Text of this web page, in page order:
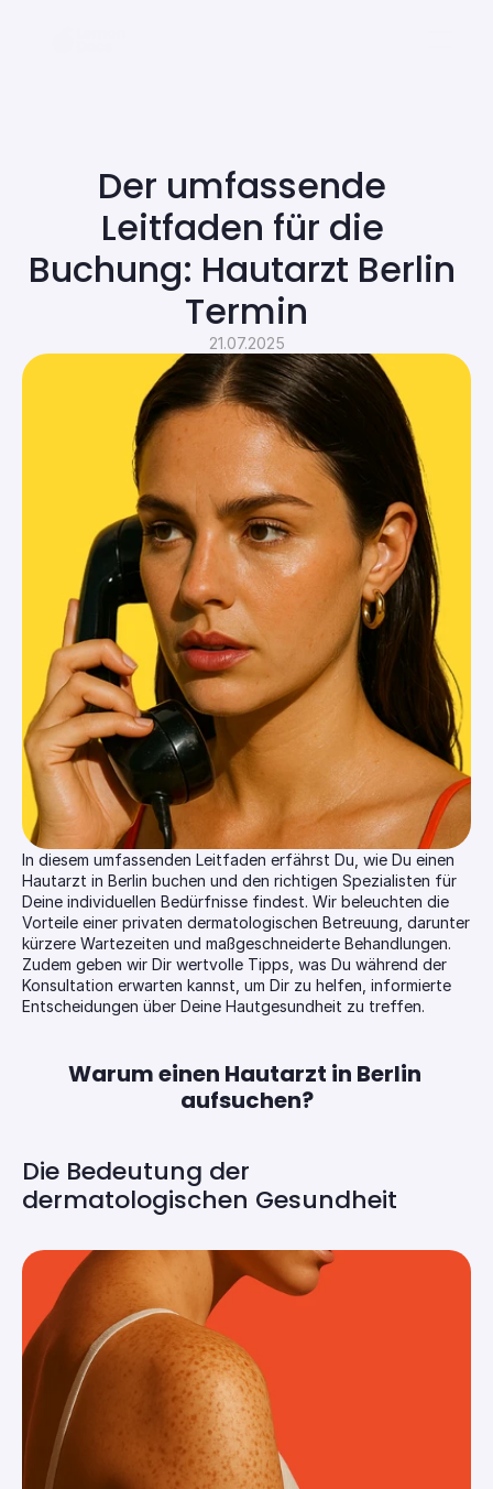
Der umfassende
Leitfaden für die
Buchung: Hautarzt Berlin
Termin
21.07.2025
In diesem umfassenden Leitfaden erfährst Du, wie Du einen
Hautarzt in Berlin buchen und den richtigen Spezialisten für
Deine individuellen Bedürfnisse findest. Wir beleuchten die
Vorteile einer privaten dermatologischen Betreuung, darunter
kürzere Wartezeiten und maßgeschneiderte Behandlungen.
Zudem geben wir Dir wertvolle Tipps, was Du während der
Konsultation erwarten kannst, um Dir zu helfen, informierte
Entscheidungen über Deine Hautgesundheit zu treffen.
Warum einen Hautarzt in Berlin
aufsuchen?
Die Bedeutung der
dermatologischen Gesundheit